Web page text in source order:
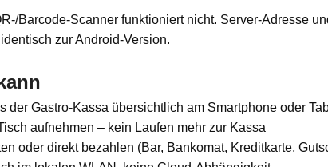
Barcode-Scanner funktioniert nicht. Server-Adresse
zur Android-Version.
der Gastro-Kassa übersichtlich am Smartphone oder
aufnehmen – kein Laufen mehr zur Kassa
oder direkt bezahlen (Bar, Bankomat, Kreditkarte,